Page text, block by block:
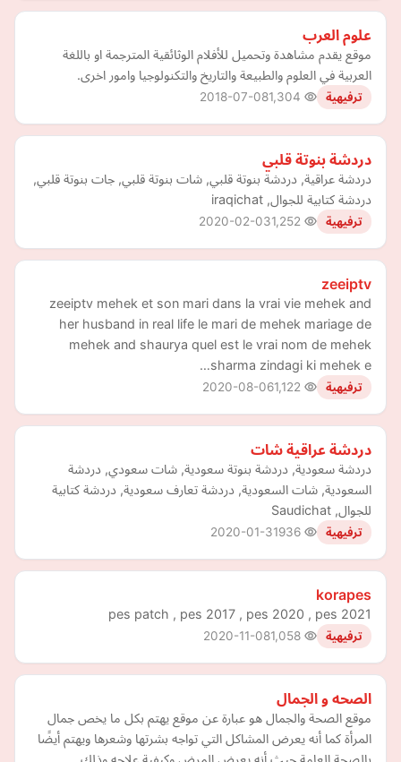
علوم العرب
موقع يقدم مشاهدة وتحميل للأفلام الوثائقية المترجمة او باللغة
العربية في العلوم والطبيعة والتاريخ والتكنولوجيا وامور اخرى.
ترفيهية 2018-07-08
دردشة بنوتة قلبي
دردشة عراقية, دردشة بنوتة قلبي, شات بنوتة قلبي, جات بنوتة قلبي,
دردشة كتابية للجوال, iraqichat
ترفيهية 2020-02-03
zeeiptv
zeeiptv mehek et son mari dans la vrai vie mehek and
her husband in real life le mari de mehek mariage de
mehek and shaurya quel est le vrai nom de mehek
sharma zindagi ki mehek e…
ترفيهية 2020-08-06
دردشة عراقية شات
دردشة سعودية, دردشة بنوتة سعودية, شات سعودي, دردشة
السعودية, شات السعودية, دردشة تعارف سعودية, دردشة كتابية
للجوال, Saudichat
ترفيهية 2020-01-31
korapes
pes patch , pes 2017 , pes 2020 , pes 2021
ترفيهية 2020-11-08
الصحه و الجمال
موقع الصحة والجمال هو عبارة عن موقع يهتم بكل ما يخص جمال
المرأة كما أنه يعرض المشاكل التي تواجه بشرتها وشعرها ويهتم أيضًا